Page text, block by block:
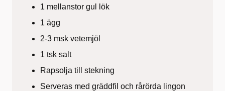
1 mellanstor gul lök
1 ägg
2-3 msk vetemjöl
1 tsk salt
Rapsolja till stekning
Serveras med gräddfil och rårörda lingon